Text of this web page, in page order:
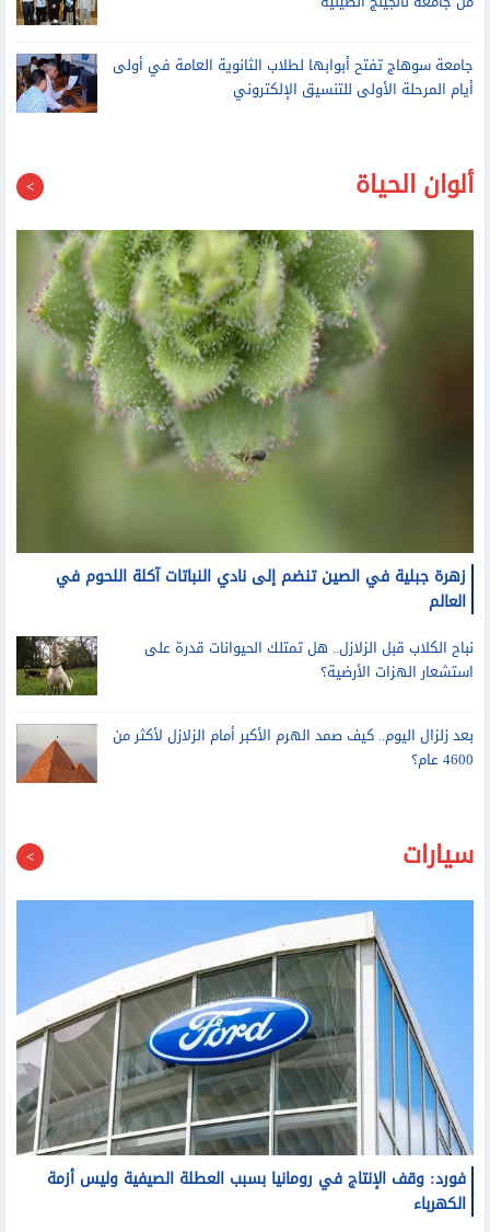
تعيين الدكتور إيهاب السيد حسانين أمينا عاما لمجلس الجامعات
الخاصة
من جامعة نانجينج الصينية
جامعة سوهاج تفتح أبوابها لطلاب الثانوية العامة في أولى
أيام المرحلة الأولى للتنسيق الإلكتروني
ألوان الحياة
زهرة جبلية في الصين تنضم إلى نادي النباتات آكلة اللحوم في
العالم
بعد زلزال اليوم.. كيف صمد الهرم الأكبر أمام الزلازل لأكثر من
سيارات